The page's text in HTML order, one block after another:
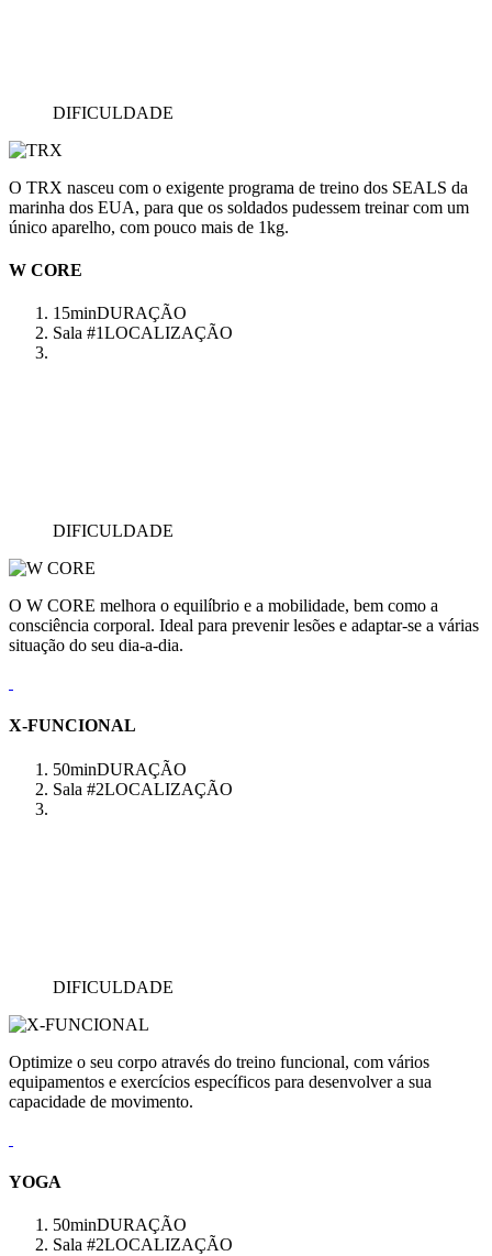
DIFICULDADE
O TRX nasceu com o exigente programa de treino dos SEALS da
marinha dos EUA, para que os soldados pudessem treinar com um
único aparelho, com pouco mais de 1kg.
W CORE
15minDURAÇÃO
Sala #1LOCALIZAÇÃO
DIFICULDADE
O W CORE melhora o equilíbrio e a mobilidade, bem como a
consciência corporal. Ideal para prevenir lesões e adaptar-se a várias
situação do seu dia-a-dia.
X-FUNCIONAL
50minDURAÇÃO
Sala #2LOCALIZAÇÃO
DIFICULDADE
Optimize o seu corpo através do treino funcional, com vários
equipamentos e exercícios específicos para desenvolver a sua
capacidade de movimento.
YOGA
50minDURAÇÃO
Sala #2LOCALIZAÇÃO